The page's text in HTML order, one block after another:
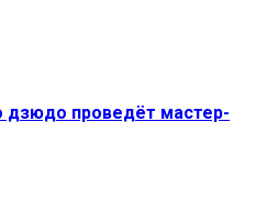
дзюдо проведёт мастер-